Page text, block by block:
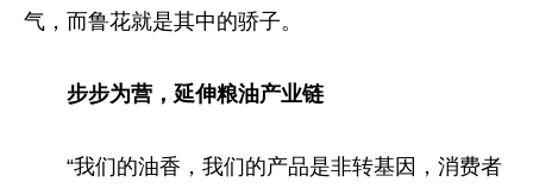
气，而鲁花就是其中的骄子。
步步为营，延伸粮油产业链
“我们的油香，我们的产品是非转基因，消费者